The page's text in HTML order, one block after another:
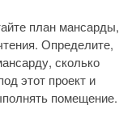
план мансарды,
Определите,
сколько
этот проект и
помещение.